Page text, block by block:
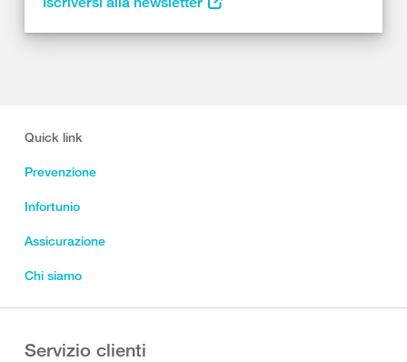
Quick link
Prevenzione
Infortunio
Assicurazione
Chi siamo
Servizio clienti